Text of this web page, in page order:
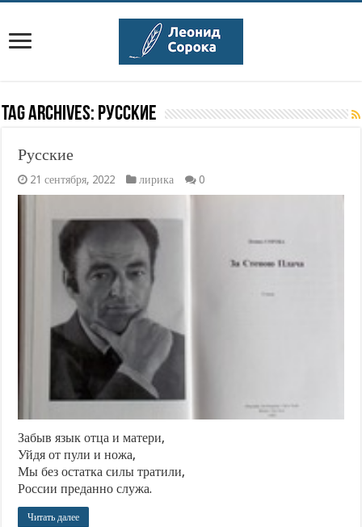
Tag Archives: русские
Русские
21 сентября, 2022 лирика 0
Забыв язык отца и матери,
Уйдя от пули и ножа,
Мы без остатка силы тратили,
России преданно служа.
Читать далее